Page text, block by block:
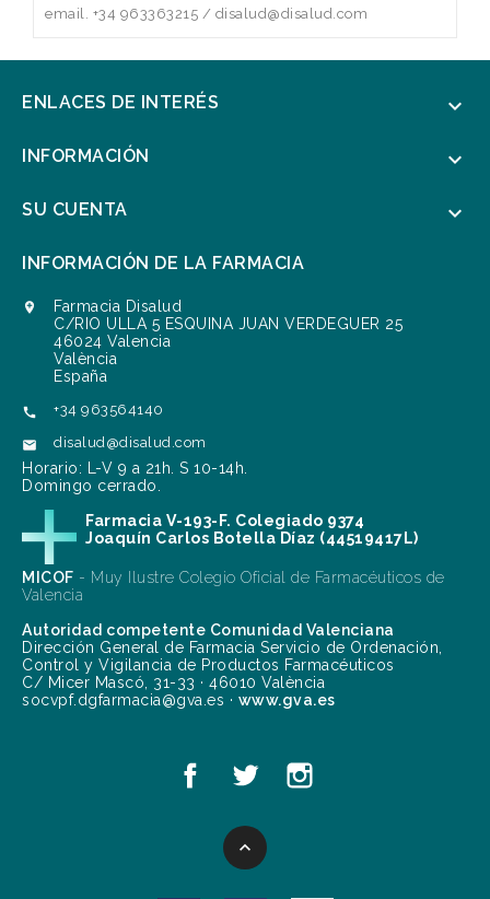
email. +34 963363215 / disalud@disalud.com
ENLACES DE INTERÉS 
INFORMACIÓN 
SU CUENTA 
INFORMACIÓN DE LA FARMACIA

Farmacia Disalud
C/RIO ULLA 5 ESQUINA JUAN VERDEGUER 25
46024 Valencia
València
España
 +34 963564140
 disalud@disalud.com
Horario: L-V 9 a 21h. S 10-14h.
Domingo cerrado.
Farmacia V-193-F. Colegiado 9374
Joaquín Carlos Botella Díaz (44519417L)
MICOF - Muy Ilustre Colegio Oficial de Farmacéuticos de
Valencia
Autoridad competente Comunidad Valenciana
Dirección General de Farmacia Servicio de Ordenación,
Control y Vigilancia de Productos Farmacéuticos
C/ Micer Mascó, 31-33 · 46010 València
socvpf.dgfarmacia@gva.es · www.gva.es
